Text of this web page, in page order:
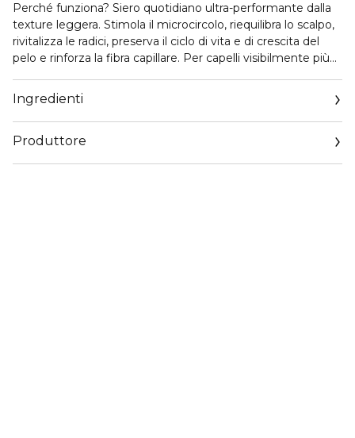
Perché funziona? Siero quotidiano ultra-performante dalla
texture leggera. Stimola il microcircolo, riequilibra lo scalpo,
rivitalizza le radici, preserva il ciclo di vita e di crescita del
pelo e rinforza la fibra capillare. Per capelli visibilmente più
come si usa? applicare qualche goccia direttamente sullo
scalpo e/o barba asciutti o tamponati, massaggiare
delicatamente con le dita, non risciacquare. Procedere con
Ingredienti
Produttore